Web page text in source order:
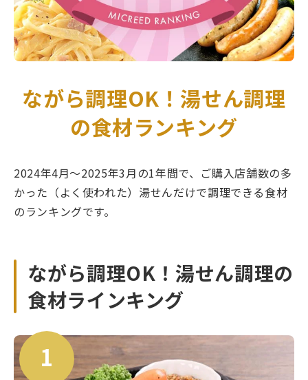
ながら調理OK！湯せん調理
の食材ランキング
2024年4月～2025年3月の1年間で、ご購入店舗数の多
かった（よく使われた）湯せんだけで調理できる食材
のランキングです。
ながら調理OK！湯せん調理の
食材ラインキング